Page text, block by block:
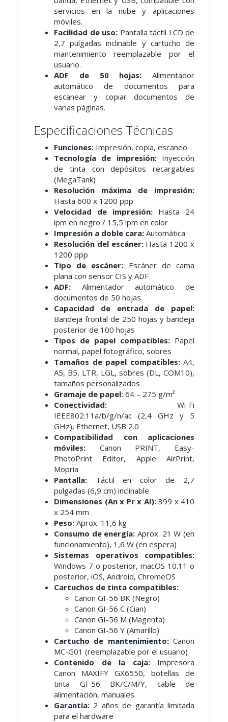
servicios en la nube y aplicaciones
móviles.
Facilidad de uso: Pantalla táctil LCD de
2,7 pulgadas inclinable y cartucho de
mantenimiento reemplazable por el
usuario.
ADF de 50 hojas: Alimentador
automático de documentos para
escanear y copiar documentos de
varias páginas.
Especificaciones Técnicas
Funciones: Impresión, copia, escaneo
Tecnología de impresión:Inyección
de tinta con depósitos recargables
(MegaTank)
Resolución máxima de impresión:
Hasta 600 x 1200 ppp
Velocidad de impresión: Hasta 24
ipm en negro / 15,5 ipm en color
Impresión a doble cara: Automática
Resolución del escáner:Hasta 1200 x
1200 ppp
Tipo de escáner: Escáner de cama
plana con sensor CIS y ADF
ADF: Alimentador automático de
documentos de 50 hojas
Capacidad de entrada de papel:
Bandeja frontal de 250 hojas y bandeja
posterior de 100 hojas
Tipos de papel compatibles: Papel
normal, papel fotográfico, sobres
Tamaños de papel compatibles:A4,
A5, B5, LTR, LGL, sobres (DL, COM10),
tamaños personalizados
Gramaje de papel: 64 – 275 g/m²
Conectividad: Wi-Fi
IEEE802.11a/b/g/n/ac (2,4 GHz y 5
GHz), Ethernet, USB 2.0
Compatibilidad con aplicaciones
móviles: Canon PRINT, Easy-
PhotoPrint Editor, Apple AirPrint,
Mopria
Pantalla: Táctil en color de 2,7
pulgadas (6,9 cm) inclinable
Dimensiones (An x Pr x Al):399 x 410
x 254 mm
Peso: Aprox. 11,6 kg
Consumo de energía: Aprox. 21 W (en
funcionamiento), 1,6 W (en espera)
Sistemas operativos compatibles:
Windows 7 o posterior, macOS 10.11 o
posterior, iOS, Android, ChromeOS
Cartuchos de tinta compatibles:
Canon GI-56 BK (Negro)
Canon GI-56 C (Cian)
Canon GI-56 M (Magenta)
Canon GI-56 Y (Amarillo)
Cartucho de mantenimiento:Canon
MC-G01 (reemplazable por el usuario)
Contenido de la caja:Impresora
Canon MAXIFY GX6550, botellas de
tinta GI-56 BK/C/M/Y, cable de
alimentación, manuales
Garantía: 2 años de garantía limitada
para el hardware